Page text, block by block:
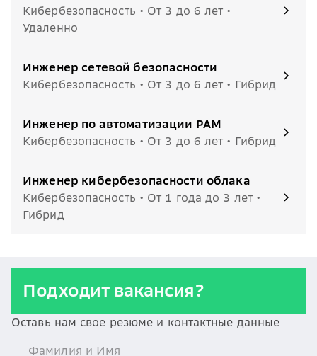
Кибербезопасность • От 3 до 6 лет •
Удаленно
Инженер сетевой безопасности
Кибербезопасность • От 3 до 6 лет • Гибрид
Инженер по автоматизации PAM
Кибербезопасность • От 3 до 6 лет • Гибрид
Инженер кибербезопасности облака
Кибербезопасность • От 1 года до 3 лет •
Гибрид
Подходит вакансия?
Оставь нам свое резюме и контактные данные